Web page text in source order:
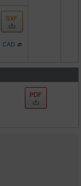
CAD